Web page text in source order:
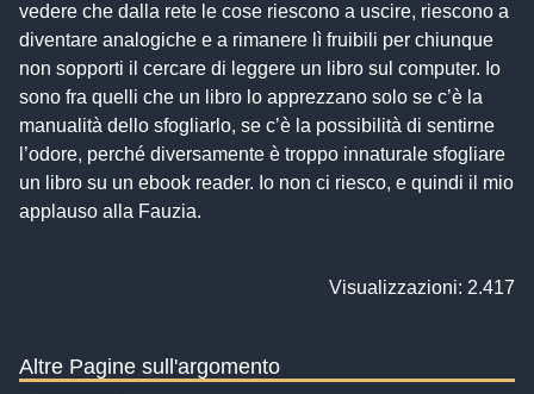
vedere che dalla rete le cose riescono a uscire, riescono a
diventare analogiche e a rimanere lì fruibili per chiunque
non sopporti il cercare di leggere un libro sul computer. Io
sono fra quelli che un libro lo apprezzano solo se c’è la
manualità dello sfogliarlo, se c’è la possibilità di sentirne
l’odore, perché diversamente è troppo innaturale sfogliare
un libro su un ebook reader. Io non ci riesco, e quindi il mio
applauso alla Fauzia.
Visualizzazioni: 2.417
Altre Pagine sull'argomento